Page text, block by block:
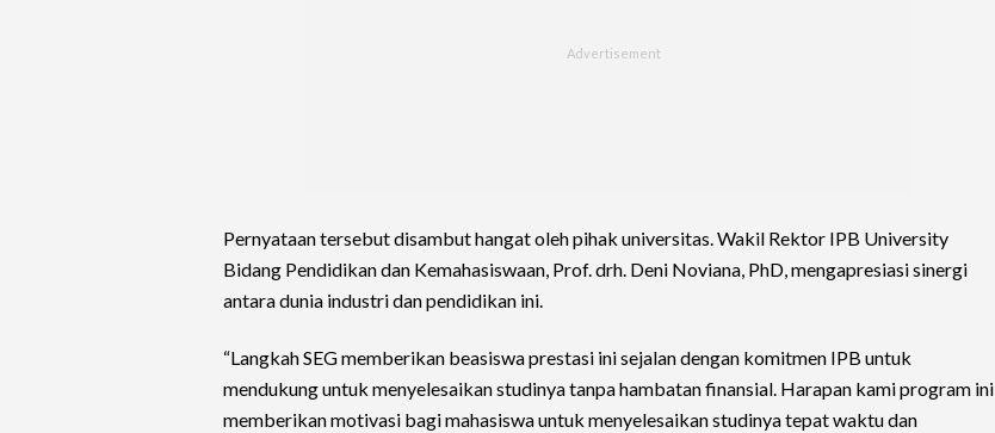
Pernyataan tersebut disambut hangat oleh pihak universitas. Wakil Rektor IPB University
Bidang Pendidikan dan Kemahasiswaan, Prof. drh. Deni Noviana, PhD, mengapresiasi sinergi
antara dunia industri dan pendidikan ini.
“Langkah SEG memberikan beasiswa prestasi ini sejalan dengan komitmen IPB untuk
mendukung untuk menyelesaikan studinya tanpa hambatan finansial. Harapan kami program ini
memberikan motivasi bagi mahasiswa untuk menyelesaikan studinya tepat waktu dan